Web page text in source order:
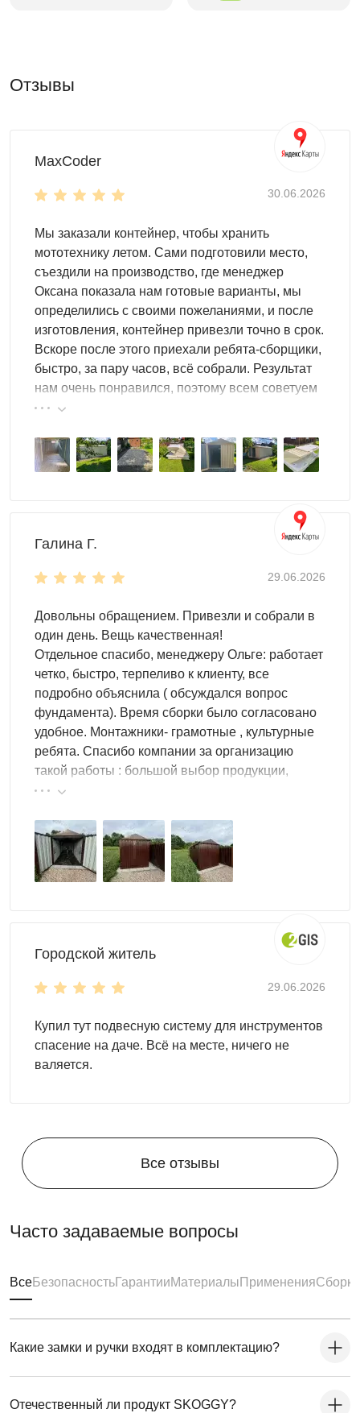
Дизайн и внутренняя организация
базовый вариант - из оцинкованной стали
различные расцветки RAL
с нанесением печати
внутри:
полки
стеллажи
шкафы
паллеты
крючки и т.д.
Особенности
длина корпуса 4 метра - отличная вместительность
нагрузки
торцевая дверь - распашные ворота из
настил пола -
также доступны другие, нестандартные, цвета RAL по
индивидуальному запросу.
Для монтажа контейнеров SKOGGY не требуется
Отзывы
MaxCoder
30.06.2026
Мы заказали контейнер, чтобы хранить
мототехнику летом. Сами подготовили место,
съездили на производство, где менеджер
Оксана показала нам готовые варианты, мы
определились с своими пожеланиями, и после
изготовления, контейнер привезли точно в срок.
Вскоре после этого приехали ребята-сборщики,
быстро, за пару часов, всё собрали. Результат
нам очень понравился, поэтому всем советуем
эту фирму.
Галина Г.
29.06.2026
Довольны обращением. Привезли и собрали в
один день. Вещь качественная!
Отдельное спасибо, менеджеру Ольге: работает
четко, быстро, терпеливо к клиенту, все
подробно объяснила ( обсуждался вопрос
фундамента). Время сборки было согласовано
удобное. Монтажники- грамотные , культурные
ребята. Спасибо компании за организацию
такой работы : большой выбор продукции,
реальные цены.
Городской житель
29.06.2026
Купил тут подвесную систему для инструментов
спасение на даче. Всё на месте, ничего не
валяется.
Все отзывы
Часто задаваемые вопросы
ВсеБезопасность ГарантииМатериалы ПримененияСборка
Какие замки и ручки входят в комплектацию?
Отечественный ли продукт SKOGGY?